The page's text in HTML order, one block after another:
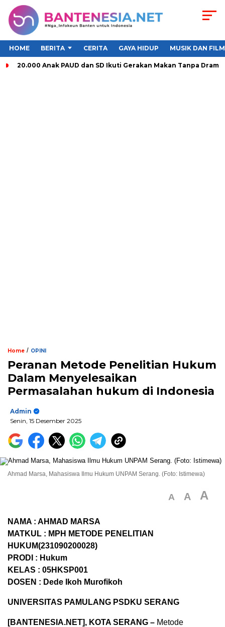
HOME BERITA CERITA GAYA HIDUP MUSIK DAN FILM
20.000 Anak PAUD dan SD Ikuti Gerakan Makan Tanpa
Home / OPINI
Peranan Metode Penelitian Hukum
Dalam Menyelesaikan
Permasalahan hukum di Indonesia
Admin
Senin, 15 Desember 2025
Ahmad Marsa, Mahasiswa Ilmu Hukum UNPAM Serang. (Foto: Istimewa)
A A A
NAMA : AHMAD MARSA
MATKUL : MPH METODE PENELITIAN
HUKUM(231090200028)
PRODI : Hukum
KELAS : 05HKSP001
DOSEN : Dede Ikoh Murofikoh
UNIVERSITAS PAMULANG PSDKU SERANG
[BANTENESIA.NET], KOTA SERANG – Metode